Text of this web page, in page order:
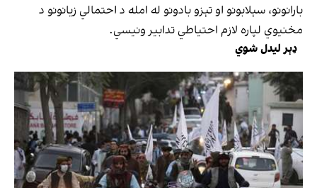
بارانونو، سېلابونو او تېزو بادونو له امله د احتمالي زیانونو د
مخنیوي لپاره لازم احتیاطي تدابیر ونیسي.
ډېر لیدل شوي